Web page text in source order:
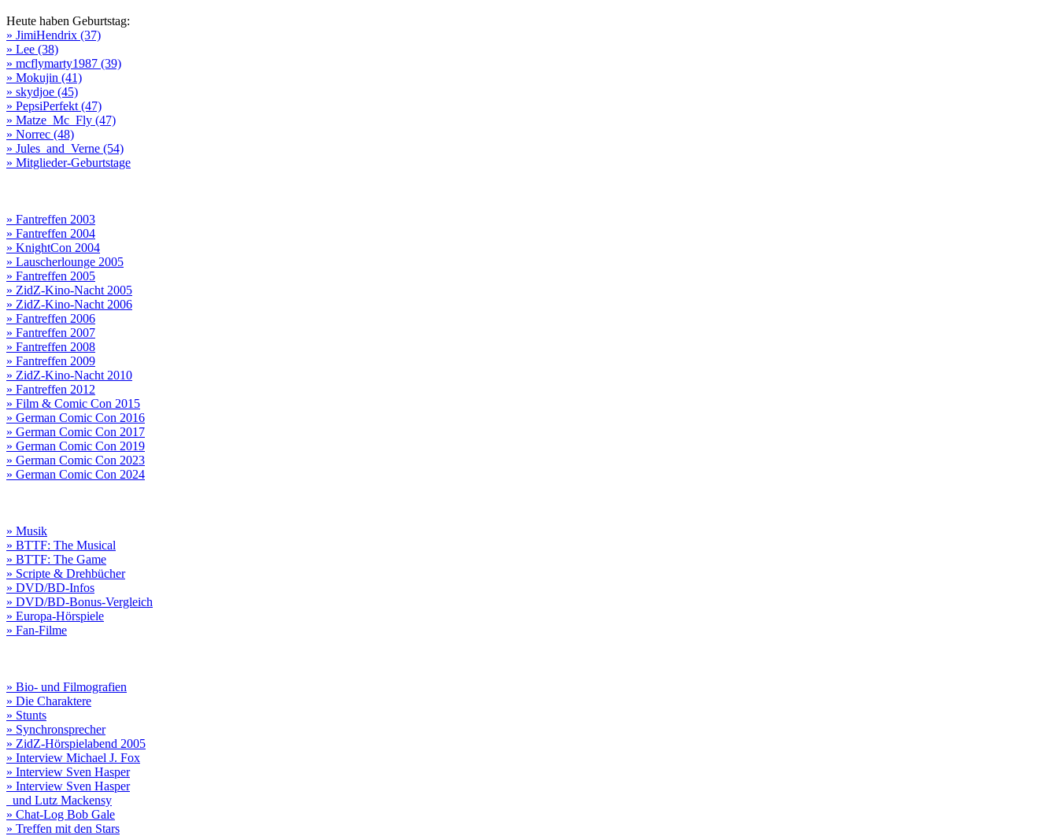
Heute haben Geburtstag:
» JimiHendrix (37)
» Lee (38)
» mcflymarty1987 (39)
» Mokujin (41)
» skydjoe (45)
» PepsiPerfekt (47)
» Matze_Mc_Fly (47)
» Norrec (48)
» Jules_and_Verne (54)
» Mitglieder-Geburtstage
» Fantreffen 2003
» Fantreffen 2004
» KnightCon 2004
» Lauscherlounge 2005
» Fantreffen 2005
» ZidZ-Kino-Nacht 2005
» ZidZ-Kino-Nacht 2006
» Fantreffen 2006
» Fantreffen 2007
» Fantreffen 2008
» Fantreffen 2009
» ZidZ-Kino-Nacht 2010
» Fantreffen 2012
» Film & Comic Con 2015
» German Comic Con 2016
» German Comic Con 2017
» German Comic Con 2019
» German Comic Con 2023
» German Comic Con 2024
» Musik
» BTTF: The Musical
» BTTF: The Game
» Scripte & Drehbücher
» DVD/BD-Infos
» DVD/BD-Bonus-Vergleich
» Europa-Hörspiele
» Fan-Filme
» Bio- und Filmografien
» Die Charaktere
» Stunts
» Synchronsprecher
» ZidZ-Hörspielabend 2005
» Interview Michael J. Fox
» Interview Sven Hasper
» Interview Sven Hasper
und Lutz Mackensy
» Chat-Log Bob Gale
» Treffen mit den Stars